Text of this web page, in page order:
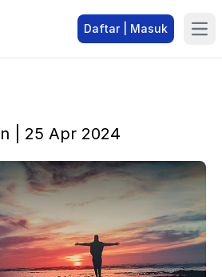
Daftar | Masuk
| 25 Apr 2024